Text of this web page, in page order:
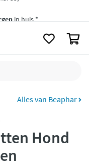
Alles van Beaphar
Hond